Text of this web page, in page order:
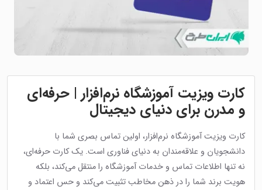
کارت ویزیت آموزشگاه نرم‌افزار | حرفه‌ای
و مدرن برای دنیای دیجیتال
کارت ویزیت آموزشگاه نرم‌افزار، اولین تماس بصری شما با
دانشجویان و علاقه‌مندان به دنیای فناوری است. یک کارت حرفه‌ای،
نه تنها اطلاعات تماس و خدمات آموزشگاه را منتقل می‌کند، بلکه
هویت برند شما را در ذهن مخاطب تثبیت می‌کند و حس اعتماد و